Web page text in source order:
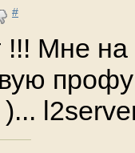
#
!!! Мне
профу